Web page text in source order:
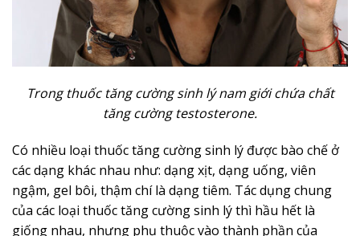
Trong thuốc tăng cường sinh lý nam giới chứa chất
tăng cường testosterone.
Có nhiều loại thuốc tăng cường sinh lý được bào chế ở
các dạng khác nhau như: dạng xịt, dạng uống, viên
ngậm, gel bôi, thậm chí là dạng tiêm. Tác dụng chung
của các loại thuốc tăng cường sinh lý thì hầu hết là
giống nhau, nhưng phụ thuộc vào thành phần của